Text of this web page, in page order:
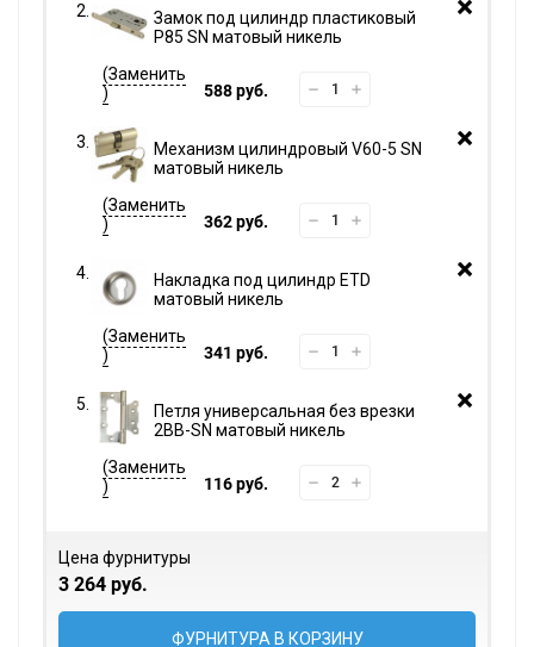
Замок под цилиндр пластиковый
P85 SN матовый никель
588 руб.
Механизм цилиндровый V60-5 SN
матовый никель
362 руб.
Накладка под цилиндр ETD
матовый никель
341 руб.
Петля универсальная без врезки
2BB-SN матовый никель
116 руб.
Цена фурнитуры
3 264 руб.
ФУРНИТУРА В КОРЗИНУ